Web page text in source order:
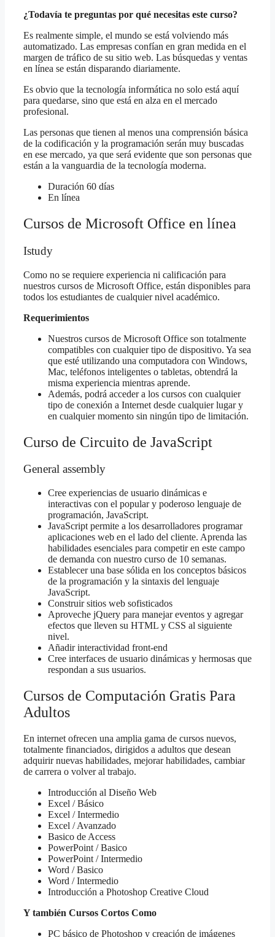
¿Todavía te preguntas por qué necesitas este curso?
Es realmente simple, el mundo se está volviendo más
automatizado. Las empresas confían en gran medida en el
margen de tráfico de su sitio web. Las búsquedas y ventas
en línea se están disparando diariamente.
Es obvio que la tecnología informática no solo está aquí
para quedarse, sino que está en alza en el mercado
profesional.
Las personas que tienen al menos una comprensión básica
de la codificación y la programación serán muy buscadas
en ese mercado, ya que será evidente que son personas que
están a la vanguardia de la tecnología moderna.
Duración 60 días
En línea
Cursos de Microsoft Office en línea
Istudy
Como no se requiere experiencia ni calificación para
nuestros cursos de Microsoft Office, están disponibles para
todos los estudiantes de cualquier nivel académico.
Requerimientos
Nuestros cursos de Microsoft Office son totalmente
compatibles con cualquier tipo de dispositivo. Ya sea
que esté utilizando una computadora con Windows,
Mac, teléfonos inteligentes o tabletas, obtendrá la
misma experiencia mientras aprende.
Además, podrá acceder a los cursos con cualquier
tipo de conexión a Internet desde cualquier lugar y
en cualquier momento sin ningún tipo de limitación.
Curso de Circuito de JavaScript
General assembly
Cree experiencias de usuario dinámicas e
interactivas con el popular y poderoso lenguaje de
programación, JavaScript.
JavaScript permite a los desarrolladores programar
aplicaciones web en el lado del cliente. Aprenda las
habilidades esenciales para competir en este campo
de demanda con nuestro curso de 10 semanas.
Establecer una base sólida en los conceptos básicos
de la programación y la sintaxis del lenguaje
JavaScript.
Construir sitios web sofisticados
Aproveche jQuery para manejar eventos y agregar
efectos que lleven su HTML y CSS al siguiente
nivel.
Añadir interactividad front-end
Cree interfaces de usuario dinámicas y hermosas que
respondan a sus usuarios.
Cursos de Computación Gratis Para
Adultos
En internet ofrecen una amplia gama de cursos nuevos,
totalmente financiados, dirigidos a adultos que desean
adquirir nuevas habilidades, mejorar habilidades, cambiar
de carrera o volver al trabajo.
Introducción al Diseño Web
Excel / Básico
Excel / Intermedio
Excel / Avanzado
Basico de Access
PowerPoint / Basico
PowerPoint / Intermedio
Word / Basico
Word / Intermedio
Introducción a Photoshop Creative Cloud
Y también Cursos Cortos Como
PC básico de Photoshop y creación de imágenes